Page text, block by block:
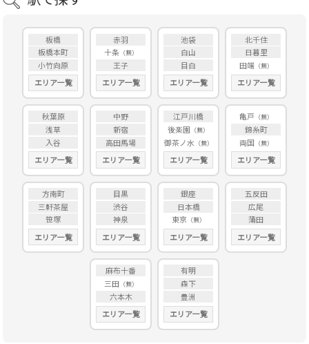
板橋
板橋本町
小竹向原
エリア一覧
赤羽
十条
王子
エリア一覧
池袋
白山
目白
エリア一覧
北千住
日暮里
田端
エリア一覧
秋葉原
浅草
入谷
エリア一覧
中野
新宿
高田馬場
エリア一覧
江戸川橋
後楽園
御茶ノ水
エリア一覧
亀戸
錦糸町
両国
エリア一覧
方南町
三軒茶屋
笹塚
エリア一覧
目黒
渋谷
神泉
エリア一覧
銀座
日本橋
東京
エリア一覧
五反田
広尾
蒲田
エリア一覧
麻布十番
三田
六本木
エリア一覧
有明
森下
豊洲
エリア一覧